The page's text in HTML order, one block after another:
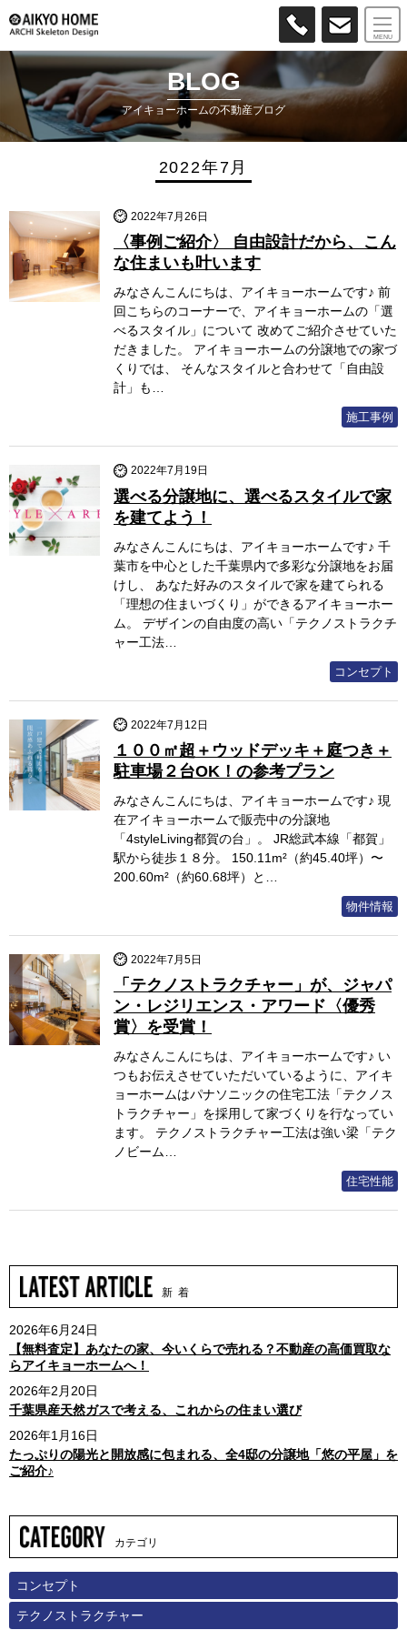
BLOG
アイキョーホームの不動産ブログ
2022年7月
2022年7月26日
〈事例ご紹介〉 自由設計だから、こん
な住まいも叶います
みなさんこんにちは、アイキョーホームです♪ 前
回こちらのコーナーで、アイキョーホームの「選
べるスタイル」について 改めてご紹介させていた
だきました。 アイキョーホームの分譲地での家づ
くりでは、 そんなスタイルと合わせて「自由設
計」も…
施工事例
2022年7月19日
選べる分譲地に、選べるスタイルで家
を建てよう！
みなさんこんにちは、アイキョーホームです♪ 千
葉市を中心とした千葉県内で多彩な分譲地をお届
けし、 あなた好みのスタイルで家を建てられる
「理想の住まいづくり」ができるアイキョーホー
ム。 デザインの自由度の高い「テクノストラクチ
ャー工法…
コンセプト
2022年7月12日
１００㎡超＋ウッドデッキ＋庭つき＋
駐車場２台OK！の参考プラン
みなさんこんにちは、アイキョーホームです♪ 現
在アイキョーホームで販売中の分譲地
「4styleLiving都賀の台」。 JR総武本線「都賀」
駅から徒歩１８分。 150.11m²（約45.40坪）〜
200.60m²（約60.68坪）と…
物件情報
2022年7月5日
「テクノストラクチャー」が、ジャパ
ン・レジリエンス・アワード〈優秀
賞〉を受賞！
みなさんこんにちは、アイキョーホームです♪ い
つもお伝えさせていただいているように、アイキ
ョーホームはパナソニックの住宅工法「テクノス
トラクチャー」を採用して家づくりを行なってい
ます。 テクノストラクチャー工法は強い梁「テク
ノビーム…
住宅性能
新 着
2026年6月24日
【無料査定】あなたの家、今いくらで売れる？不動産の高価買取な
らアイキョーホームへ！
2026年2月20日
千葉県産天然ガスで考える、これからの住まい選び
2026年1月16日
たっぷりの陽光と開放感に包まれる、全4邸の分譲地「悠の平屋」を
ご紹介♪
カテゴリ
コンセプト
テクノストラクチャー
MENU